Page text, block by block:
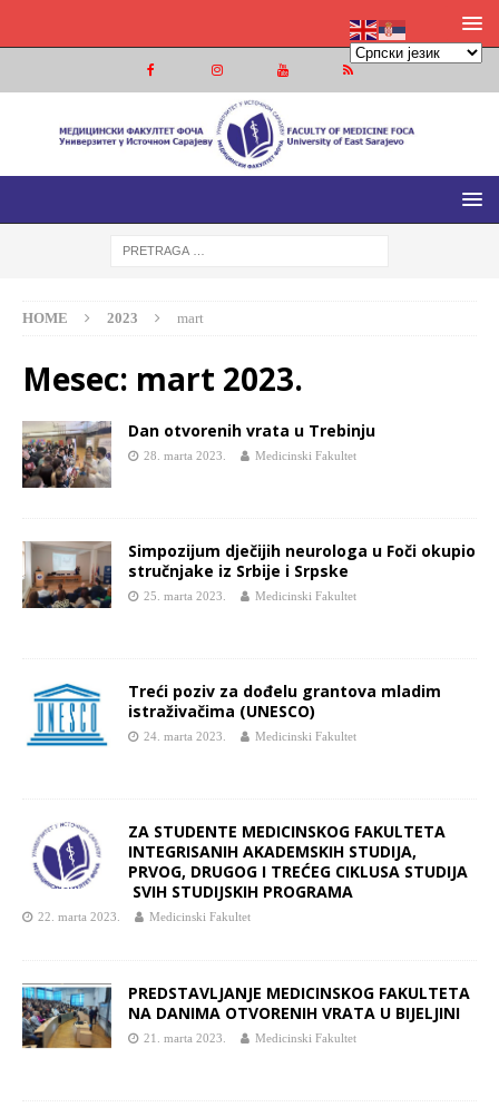
MEDICINSKI FAKULTET FOČA
MEDICINSKI FAKULTET UNIVERZITETA U ISTOČNOM
HOME 2023 mart
Mesec: mart 2023.
Dan otvorenih vrata u Trebinju
28. marta 2023. Medicinski Fakultet
Simpozijum dječijih neurologa u Foči okupio
stručnjake iz Srbije i Srpske
25. marta 2023. Medicinski Fakultet
Treći poziv za dođelu grantova mladim
istraživačima (UNESCO)
24. marta 2023. Medicinski Fakultet
ZA STUDENTE MEDICINSKOG FAKULTETA
INTEGRISANIH AKADEMSKIH STUDIJA,
PRVOG, DRUGOG I TREĆEG CIKLUSA STUDIJA
SVIH STUDIJSKIH PROGRAMA
22. marta 2023. Medicinski Fakultet
PREDSTAVLJANJE MEDICINSKOG FAKULTETA
NA DANIMA OTVORENIH VRATA U BIJELJINI
21. marta 2023. Medicinski Fakultet